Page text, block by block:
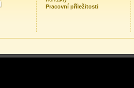
Pracovní příležitosti